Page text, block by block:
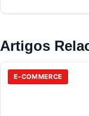
Artigos
E-COMMERCE